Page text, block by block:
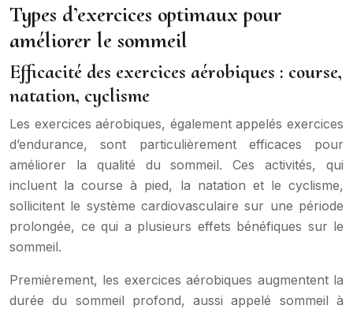
Types d’exercices optimaux pour
améliorer le sommeil
Efficacité des exercices aérobiques : course,
natation, cyclisme
Les exercices aérobiques, également appelés exercices
d’endurance, sont particulièrement efficaces pour
améliorer la qualité du sommeil. Ces activités, qui
incluent la course à pied, la natation et le cyclisme,
sollicitent le système cardiovasculaire sur une période
prolongée, ce qui a plusieurs effets bénéfiques sur le
sommeil.
Premièrement, les exercices aérobiques augmentent la
durée du sommeil profond, aussi appelé sommeil à